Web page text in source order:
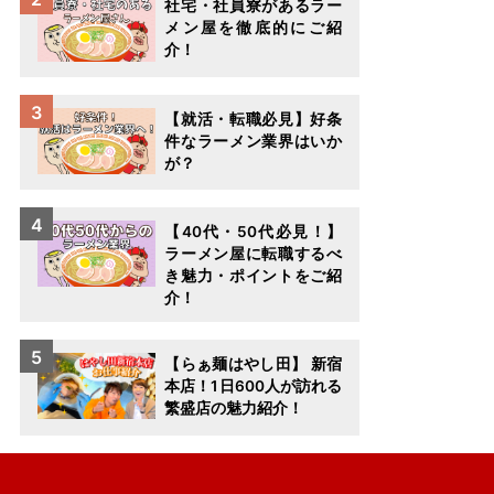
社宅・社員寮があるラー
メン屋を徹底的にご紹
介！
【就活・転職必見】好条
件なラーメン業界はいか
が？
【40代・50代必見！】
ラーメン屋に転職するべ
き魅力・ポイントをご紹
介！
【らぁ麺はやし田】 新宿
本店！1日600人が訪れる
繁盛店の魅力紹介！